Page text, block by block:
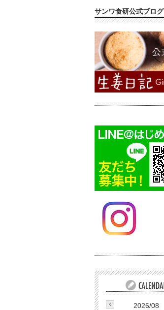
サンワ食研公式ブログ
2026/08